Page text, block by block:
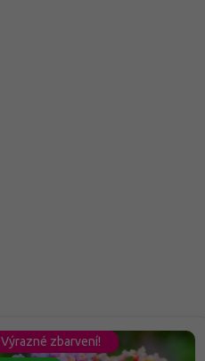
Výrazné zbarvení!